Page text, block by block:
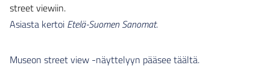
street viewiin.
Asiasta kertoi Etelä-Suomen Sanomat.
Museon street view -näyttelyyn pääsee täältä.